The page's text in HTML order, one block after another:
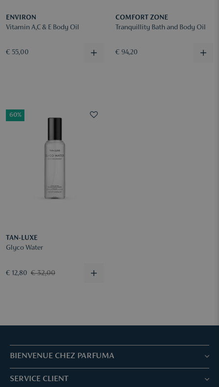
ENVIRON
Vitamin A,C & E Body Oil
€ 55,00
COMFORT ZONE
Tranquillity Bath and Body Oil
€ 94,20
60%
TAN-LUXE
Glyco Water
€ 12,80 € 32,00
BIENVENUE CHEZ PARFUMA
Boutiques & Services
SERVICE CLIENT